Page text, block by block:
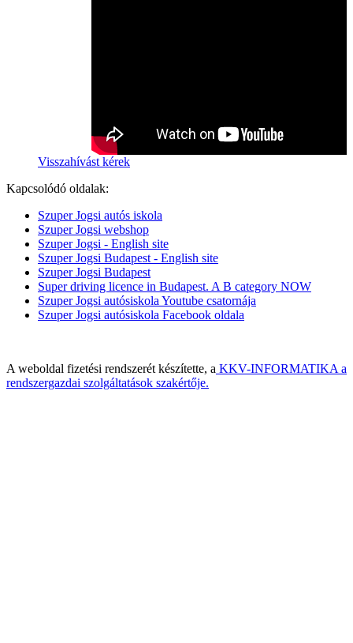
Visszahívást kérek
Kapcsolódó oldalak:
Szuper Jogsi autós iskola
Szuper Jogsi webshop
Szuper Jogsi - English site
Szuper Jogsi Budapest - English site
Szuper Jogsi Budapest
Super driving licence in Budapest. A B category NOW
Szuper Jogsi autósiskola Youtube csatornája
Szuper Jogsi autósiskola Facebook oldala
A weboldal fizetési rendszerét készítette, a KKV-INFORMATIKA a
rendszergazdai szolgáltatások szakértője.